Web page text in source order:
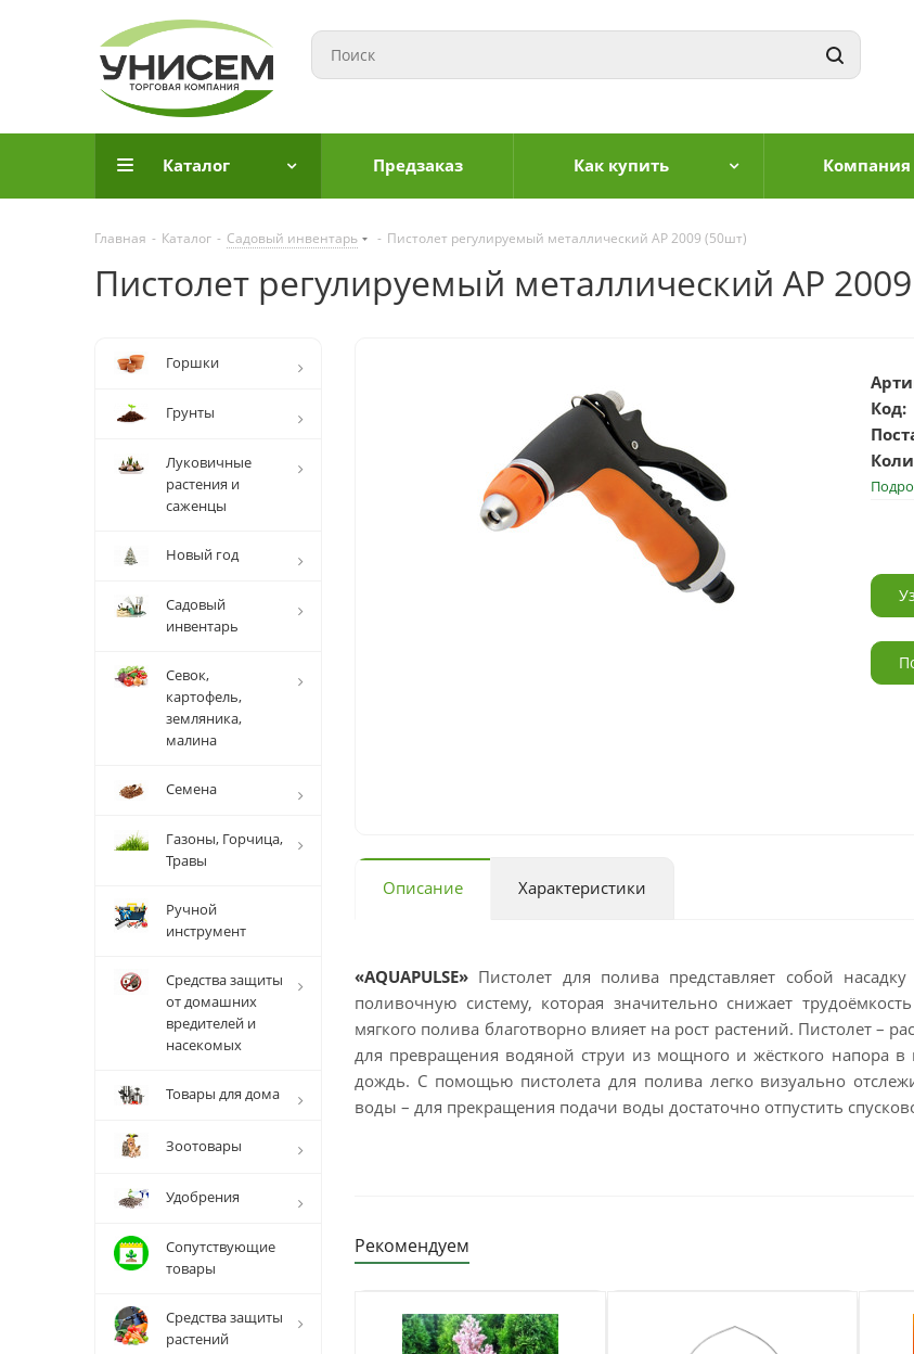
Каталог Предзаказ Как купить Компания
Главная - Каталог - Садовый инвентарь - Пистолет регулируемый металлический AP 2009 (50шт)
Пистолет регулируемый металлический AP
Код:
Описание Характеристики
«AQUAPULSE» Пистолет для полива представляет собой
поливочную систему, которая значительно снижает
мягкого полива благотворно влияет на рост растений. Пистолет –
для превращения водяной струи из мощного и жёсткого
дождь. С помощью пистолета для полива легко визуально
воды – для прекращения подачи воды достаточно отпустить
Рекомендуем
Горшки
Грунты
Луковичные
растения и
саженцы
Новый год
Садовый
инвентарь
Севок,
картофель,
земляника,
малина
Семена
Газоны, Горчица,
Травы
Ручной
инструмент
Средства защиты
от домашних
вредителей и
насекомых
Товары для дома
Зоотовары
Удобрения
Сопутствующие
товары
Средства защиты
растений